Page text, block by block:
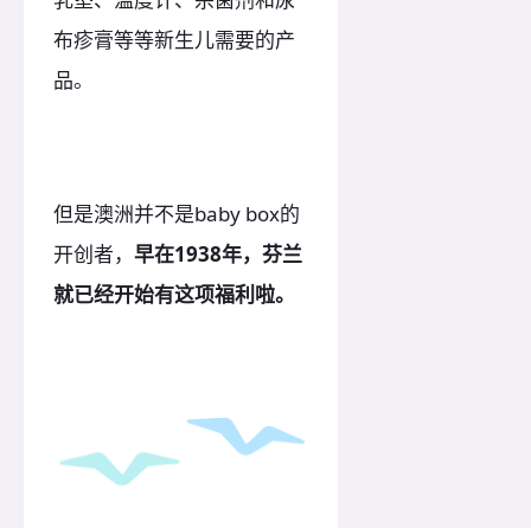
布疹膏等等新生儿需要的产
品。
但是澳洲并不是baby box的
开创者， 早在1938年，芬兰
就已经开始有这项福利啦。